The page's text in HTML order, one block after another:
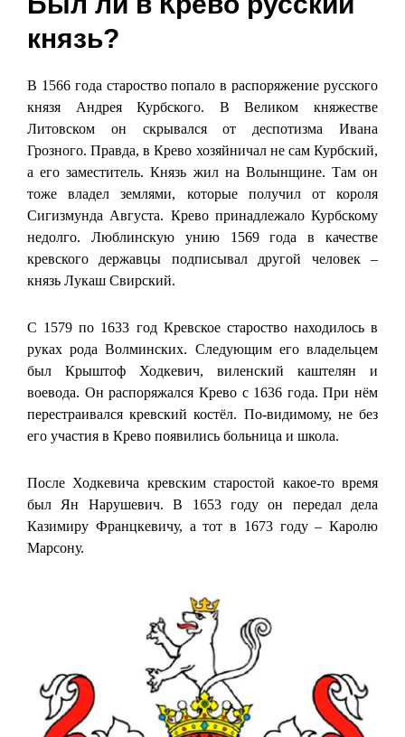
князь?
В 1566 года староство попало в распоряжение русского
князя Андрея Курбского. В Великом княжестве
Литовском он скрывался от деспотизма Ивана
Грозного. Правда, в Крево хозяйничал не сам Курбский,
а его заместитель. Князь жил на Волынщине. Там он
тоже владел землями, которые получил от короля
Сигизмунда Августа. Крево принадлежало Курбскому
недолго. Люблинскую унию 1569 года в качестве
кревского державцы подписывал другой человек –
князь Лукаш Свирский.
С 1579 по 1633 год Кревское староство находилось в
руках рода Волминских. Следующим его владельцем
был Крыштоф Ходкевич, виленский каштелян и
воевода. Он распоряжался Крево с 1636 года. При нём
перестраивался кревский костёл. По-видимому, не без
его участия в Крево появились больница и школа.
После Ходкевича кревским старостой какое-то время
был Ян Нарушевич. В 1653 году он передал дела
Казимиру Францкевичу, а тот в 1673 году – Каролю
Марсону.